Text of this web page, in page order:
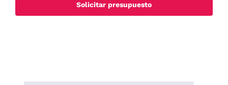
Solicitar presupuesto